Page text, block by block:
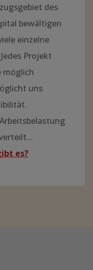
des
bewältigen
einzelne
Projekt
möglich
uns
es?